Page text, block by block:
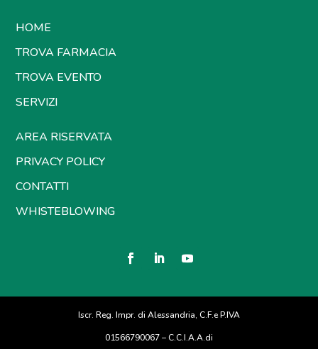
HOME
TROVA FARMACIA
TROVA EVENTO
SERVIZI
AREA RISERVATA
PRIVACY POLICY
CONTATTI
WHISTEBLOWING
Iscr. Reg. Impr. di Alessandria, C.F.e P.IVA
01566790067 – C.C.I.A.A.di